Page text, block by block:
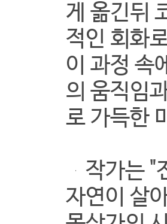
게 옮긴뒤
적인 회화
이 과정 속
의 움직임
로 가득한
작가는 "
자연이 살